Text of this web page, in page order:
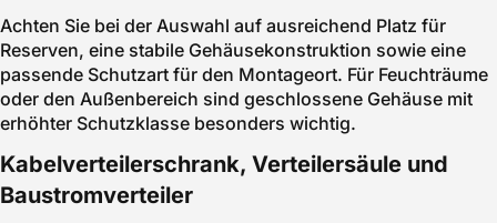
Achten Sie bei der Auswahl auf ausreichend Platz für
Reserven, eine stabile Gehäusekonstruktion sowie eine
passende Schutzart für den Montageort. Für Feuchträume
oder den Außenbereich sind geschlossene Gehäuse mit
erhöhter Schutzklasse besonders wichtig.
Kabelverteilerschrank, Verteilersäule und
Baustromverteiler